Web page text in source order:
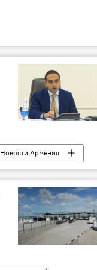
Новости Армения